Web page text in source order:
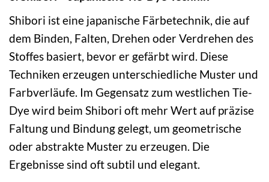
Shibori ist eine japanische Färbetechnik, die auf
dem Binden, Falten, Drehen oder Verdrehen des
Stoffes basiert, bevor er gefärbt wird. Diese
Techniken erzeugen unterschiedliche Muster und
Farbverläufe. Im Gegensatz zum westlichen Tie-
Dye wird beim Shibori oft mehr Wert auf präzise
Faltung und Bindung gelegt, um geometrische
oder abstrakte Muster zu erzeugen. Die
Ergebnisse sind oft subtil und elegant.